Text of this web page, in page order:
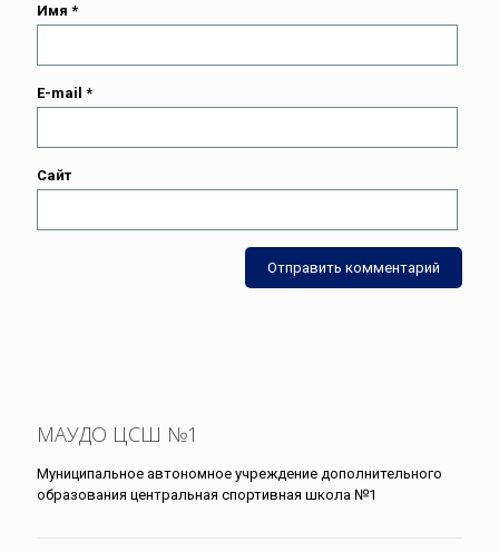
Имя *
E-mail *
Сайт
МАУДО ЦСШ №1
Муниципальное автономное учреждение дополнительного
образования центральная спортивная школа №1